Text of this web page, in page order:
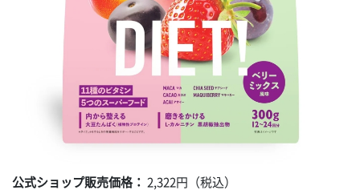
公式ショップ販売価格： 2,322円（税込）